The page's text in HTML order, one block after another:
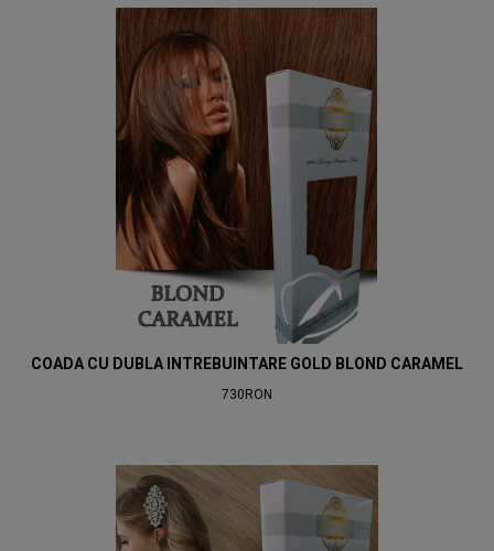
COADA CU DUBLA INTREBUINTARE GOLD BLOND CARAMEL
730RON